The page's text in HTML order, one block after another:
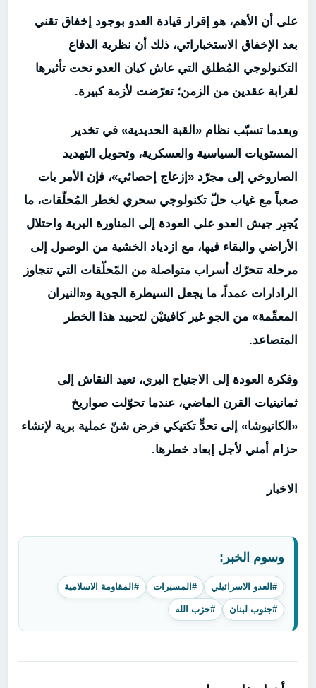
على أن الأهم، هو إقرار قيادة العدو بوجود إخفاق تقني
بعد الإخفاق الاستخباراتي، ذلك أن نظرية الدفاع
التكنولوجي المُطلق التي عاش كيان العدو تحت تأثيرها
لقرابة عقدين من الزمن؛ تعرّضت لأزمة كبيرة.
وبعدما تسبّب نظام «القبة الحديدية» في تخدير
المستويات السياسية والعسكرية، وتحويل التهديد
الصاروخي إلى مجرّد «إزعاج إحصائي»، فإن الأمر بات
صعباً مع غياب حلّ تكنولوجي سحري لخطر المُحلّقات، ما
يُجبِر جيش العدو على العودة إلى المناورة البرية واحتلال
الأراضي والبقاء فيها، مع ازدياد الخشية من الوصول إلى
مرحلة تتحرّك أسراب متواصلة من المّحلّقات التي تتجاوز
الرادارات عمداً، ما يجعل السيطرة الجوية و«النيران
المعقّمة» من الجو غير كافيتيْن لتحييد هذا الخطر
المتصاعد.
وفكرة العودة إلى الاجتياح البري، تعيد النقاش إلى
ثمانينيات القرن الماضي، عندما تحوّلت صواريخ
«الكاتيوشا» إلى تحدٍّ تكتيكي فرض شنّ عملية برية لإنشاء
حزام أمني لأجل إبعاد خطرها.
الاخبار
وسوم الخبر:
#العدو الاسرائيلي #المسيرات #المقاومة الاسلامية
#جنوب لبنان #حزب الله